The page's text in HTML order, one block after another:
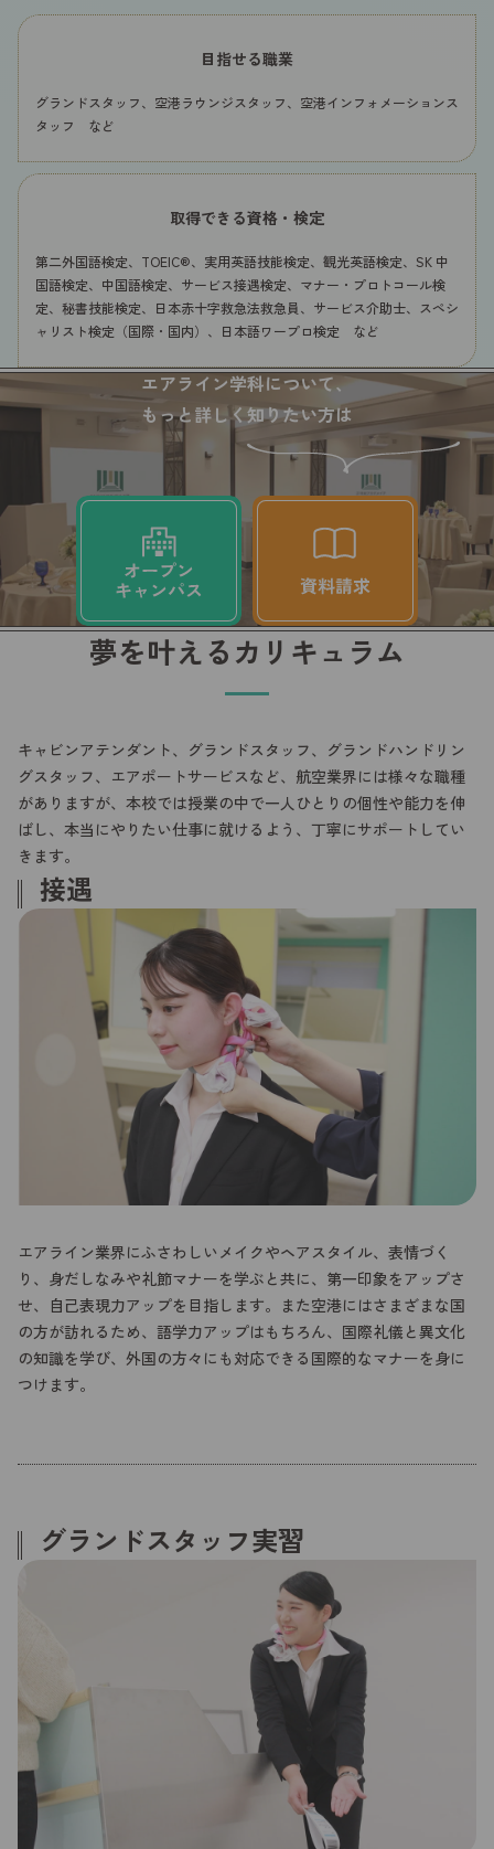
目指せる職業
グランドスタッフ、空港ラウンジスタッフ、空港インフォメーションス
タッフ など
取得できる資格・検定
第二外国語検定、TOEIC®、実用英語技能検定、観光英語検定、SK 中
国語検定、中国語検定、サービス接遇検定、マナー・プロトコール検
定、秘書技能検定、日本赤十字救急法救急員、サービス介助士、スペシ
ャリスト検定（国際・国内）、日本語ワープロ検定 など
エアライン学科について、
もっと詳しく知りたい方は
夢を叶えるカリキュラム
キャビンアテンダント、グランドスタッフ、グランドハンドリン
グスタッフ、エアポートサービスなど、航空業界には様々な職種
がありますが、本校では授業の中で一人ひとりの個性や能力を伸
ばし、本当にやりたい仕事に就けるよう、丁寧にサポートしてい
きます。
接遇
エアライン業界にふさわしいメイクやヘアスタイル、表情づく
り、身だしなみや礼節マナーを学ぶと共に、第一印象をアップさ
せ、自己表現力アップを目指します。また空港にはさまざまな国
の方が訪れるため、語学力アップはもちろん、国際礼儀と異文化
の知識を学び、外国の方々にも対応できる国際的なマナーを身に
つけます。
グランドスタッフ実習